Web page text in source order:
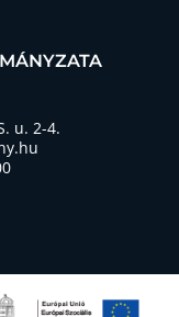
u. 2-4.